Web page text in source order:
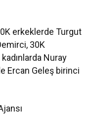
erkeklerde Turgut
30K
Nuray
Ercan Geleş birinci